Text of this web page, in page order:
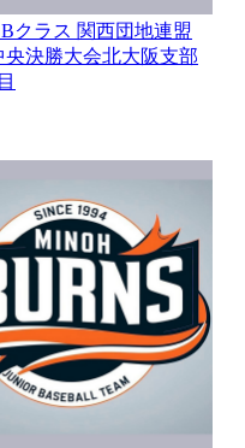
クラス 関西団地連盟
央決勝大会北大阪支部